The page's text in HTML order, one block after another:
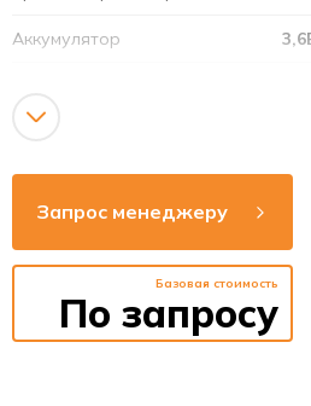
Аккумулятор
Рабочая частота 50-
Способ монтажа
Яркость
Время зарядки
24
Запрос менеджеру
Базовая стоимость
По запросу